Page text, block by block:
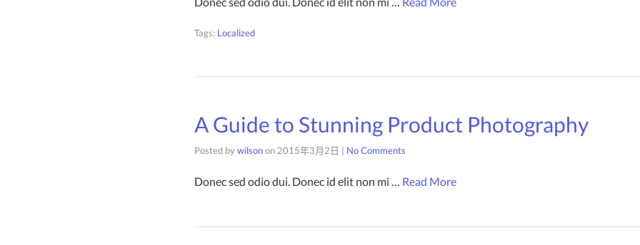
Tags: Localized
A Guide to Stunning Product Photography
Posted bywilsonon2015年3月2日 | No Comments
Donec sed odio dui. Donec id elit non mi … Read More